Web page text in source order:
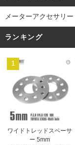
メーターアクセサリー
ランキング
1
ワイドトレッドスペーサ
ー 5mm